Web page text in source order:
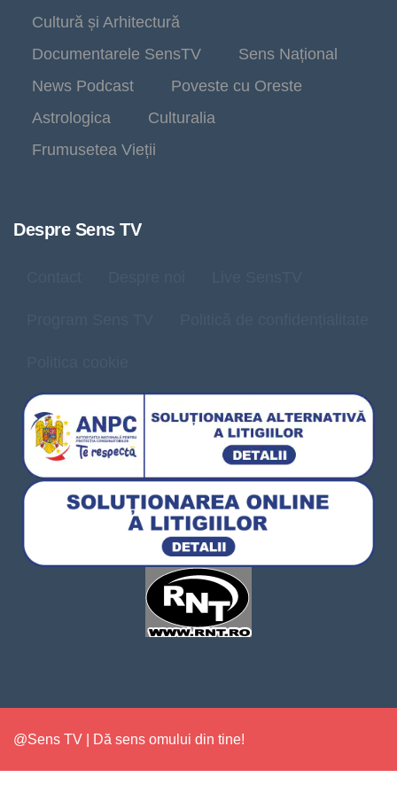
Cultură și Arhitectură
Documentarele SensTV
Sens Național
News Podcast
Poveste cu Oreste
Astrologica
Culturalia
Frumusetea Vieții
Despre Sens TV
@Sens TV | Dă sens omului din tine!